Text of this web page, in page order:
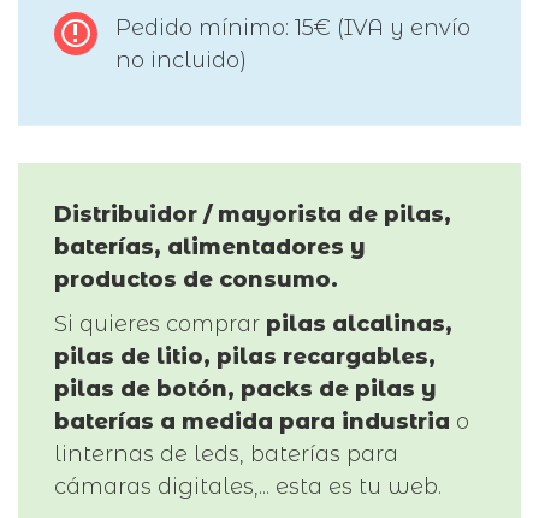
Pedido mínimo: 15€ (IVA y envío
no incluido)
Distribuidor / mayorista de pilas,
baterías, alimentadores y
productos de consumo.
Si quieres comprar pilas alcalinas,
pilas de litio, pilas recargables,
pilas de botón, packs de pilas y
baterías a medida para industria o
linternas de leds, baterías para
cámaras digitales,... esta es tu web.